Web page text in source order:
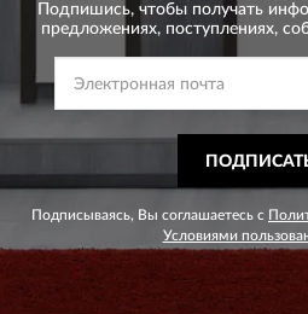
Подпишись, чтобы получать
предложениях, поступлениях,
Подписываясь, Вы соглашаетесь с
Условиями